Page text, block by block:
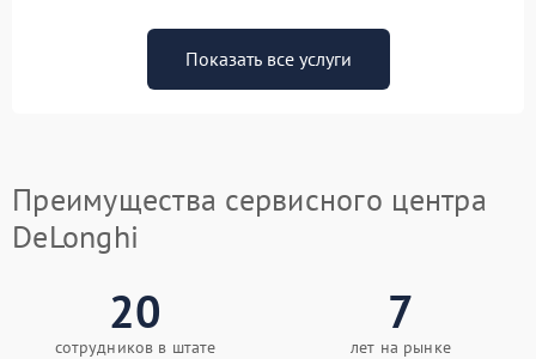
Показать все услуги
Преимущества сервисного центра
DeLonghi
20
сотрудников в штате
7
лет на рынке